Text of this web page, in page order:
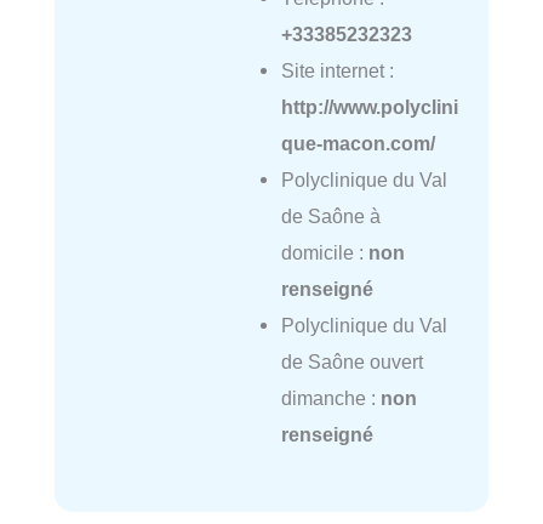
+33385232323
Site internet :
http://www.polyclini
que-macon.com/
Polyclinique du Val
de Saône à
domicile : non
renseigné
Polyclinique du Val
de Saône ouvert
dimanche : non
renseigné